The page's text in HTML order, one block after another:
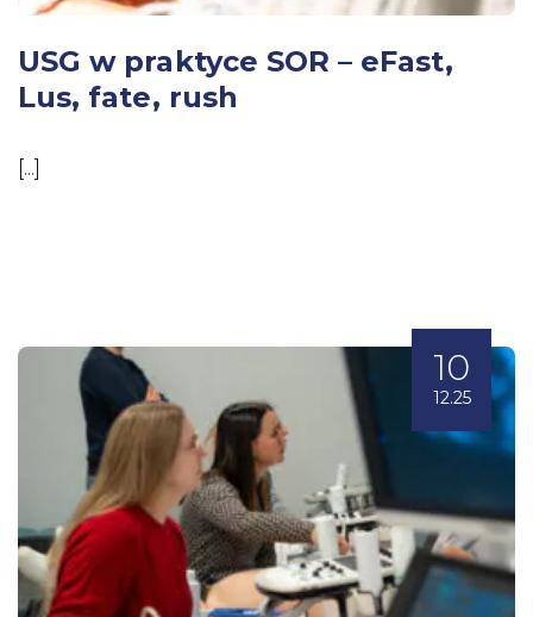
USG w praktyce SOR – eFast,
Lus, fate, rush
[...]
10
12.25